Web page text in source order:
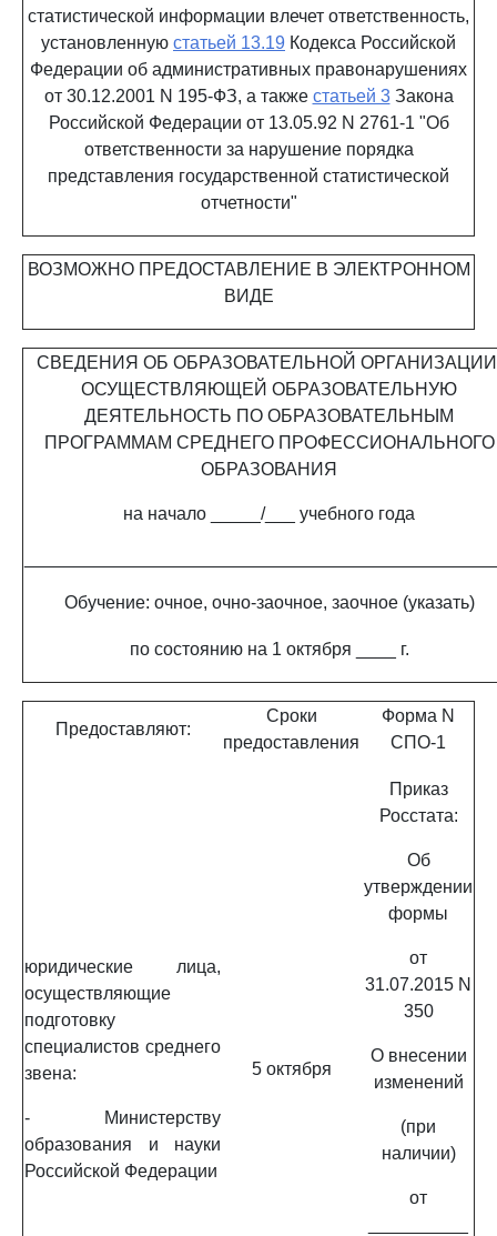
статистической информации влечет ответственность,
установленную статьей 13.19 Кодекса Российской
Федерации об административных правонарушениях
от 30.12.2001 N 195-ФЗ, а также статьей 3Закона
Российской Федерации от 13.05.92 N 2761-1 "Об
ответственности за нарушение порядка
представления государственной статистической
отчетности"
ВОЗМОЖНО ПРЕДОСТАВЛЕНИЕ В ЭЛЕКТРОННОМ
ВИДЕ
СВЕДЕНИЯ ОБ ОБРАЗОВАТЕЛЬНОЙ
ОСУЩЕСТВЛЯЮЩЕЙ ОБРАЗОВАТЕЛЬНУЮ
ДЕЯТЕЛЬНОСТЬ ПО ОБРАЗОВАТЕЛЬНЫМ
ПРОГРАММАМ СРЕДНЕГО ПРОФЕССИОНАЛЬНОГО
ОБРАЗОВАНИЯ
на начало _____/___ учебного года
Обучение: очное, очно-заочное, заочное (указать)
по состоянию на 1 октября ____ г.
Предоставляют:
Сроки
предоставления
Форма N
СПО-1
юридические лица,
осуществляющие
подготовку
специалистов среднего
звена:
- Министерству
образования и науки
Российской Федерации
5 октября
Приказ
Росстата:
Об
утверждении
формы
от
31.07.2015 N
350
О внесении
изменений
(при
наличии)
от